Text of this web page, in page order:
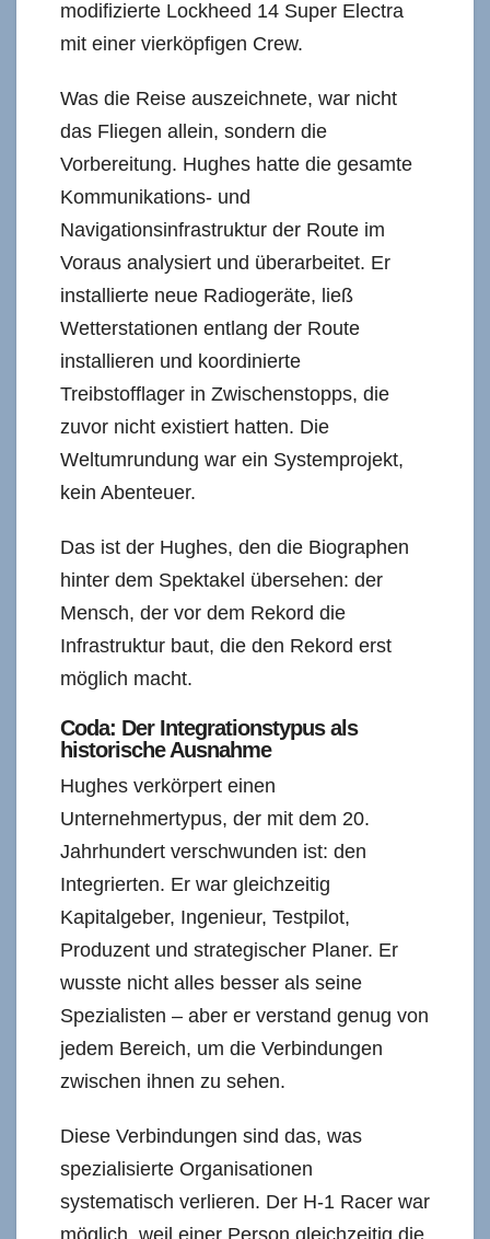
modifizierte Lockheed 14 Super Electra
mit einer vierköpfigen Crew.
Was die Reise auszeichnete, war nicht
das Fliegen allein, sondern die
Vorbereitung. Hughes hatte die gesamte
Kommunikations- und
Navigationsinfrastruktur der Route im
Voraus analysiert und überarbeitet. Er
installierte neue Radiogeräte, ließ
Wetterstationen entlang der Route
installieren und koordinierte
Treibstofflager in Zwischenstopps, die
zuvor nicht existiert hatten. Die
Weltumrundung war ein Systemprojekt,
kein Abenteuer.
Das ist der Hughes, den die Biographen
hinter dem Spektakel übersehen: der
Mensch, der vor dem Rekord die
Infrastruktur baut, die den Rekord erst
möglich macht.
Coda: Der Integrationstypus als
historische Ausnahme
Hughes verkörpert einen
Unternehmertypus, der mit dem 20.
Jahrhundert verschwunden ist: den
Integrierten. Er war gleichzeitig
Kapitalgeber, Ingenieur, Testpilot,
Produzent und strategischer Planer. Er
wusste nicht alles besser als seine
Spezialisten – aber er verstand genug von
jedem Bereich, um die Verbindungen
zwischen ihnen zu sehen.
Diese Verbindungen sind das, was
spezialisierte Organisationen
systematisch verlieren. Der H-1 Racer war
möglich, weil einer Person gleichzeitig die